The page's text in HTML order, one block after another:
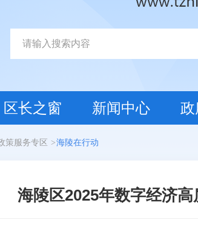
区长之窗 新闻中心 政
策服务专区 >海陵在行动
海陵区2025年数字经济